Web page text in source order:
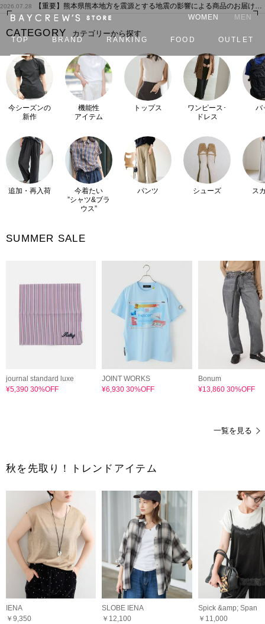
WOMEN MEN
TOP BRAND RANKING FOOD OUTLET
2026.07.28 【重要】熊本県熊本地方を震源とする地震の影響による商品のお届けについて
CATEGORY カテゴリーから探す
今シーズンの
新作
追加・再入荷
機能性
アイテム
今着たい
”シャツ&ブラ
ウス”
トップス
パンツ
ワンピース･
ドレス
シューズ
バ
ス
SUMMER SALE
journal standard luxe
¥5,390 30%OFF
JOINT WORKS
¥6,930 30%OFF
Bonum
¥13,860 30%OFF
一覧を見る
秋を先取り！トレンドアイテム
IENA
￥9,350
SLOBE IENA
￥12,100
Spick &amp; Span
￥11,000